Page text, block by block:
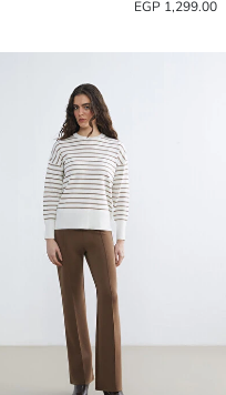
1,299.00 EGP